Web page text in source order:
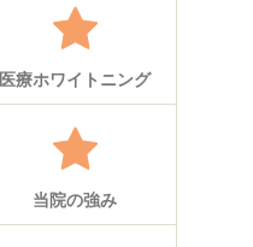
医療ホワイトニング
当院の強み